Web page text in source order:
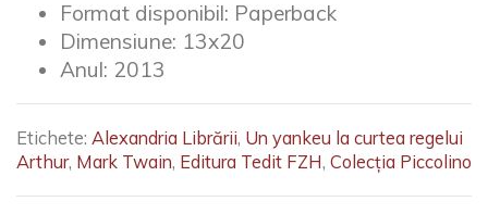
Format disponibil: Paperback
Dimensiune: 13x20
Anul: 2013
Etichete: Alexandria Librării, Un yankeu la curtea regelui
Arthur, Mark Twain, Editura Tedit FZH, Colecția Piccolino